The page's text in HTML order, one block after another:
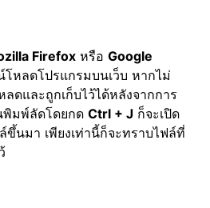
Firefox หรือ Google
โหลดโปรแกรมบนเว็บ หากไม่
ดและถูกเก็บไว้ได้หลังจากการ
มพ์ลัดโดยกด Ctrl + J ก็จะเปิด
นมา เพียงเท่านี้ก็จะทราบไฟล์ที่